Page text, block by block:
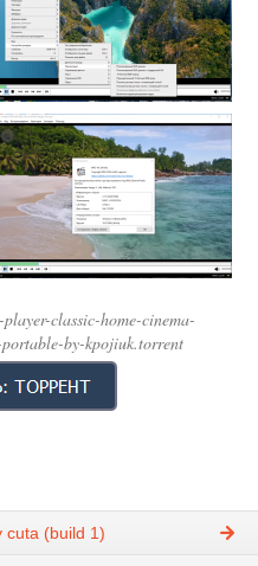
classic-home-cinema-
by-kpojiuk.torrent
cuta (build 1)